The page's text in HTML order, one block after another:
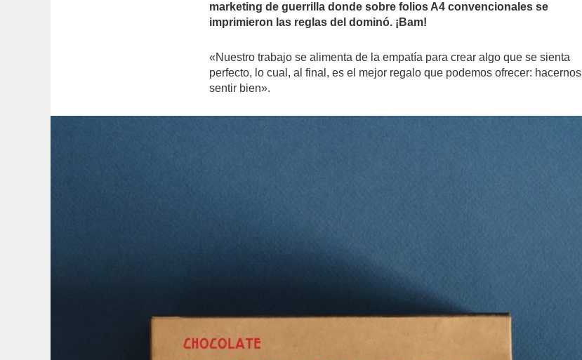
marketing de guerrilla donde sobre folios A4 convencionales se
imprimieron las reglas del dominó. ¡Bam!
«Nuestro trabajo se alimenta de la empatía para crear algo que se sienta
perfecto, lo cual, al final, es el mejor regalo que podemos ofrecer: hacernos
sentir bien».